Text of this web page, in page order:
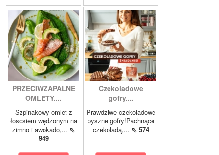
PRZECIWZAPALNE
OMLETY....
Szpinakowy omlet z
łososiem wędzonym na
zimno i awokado,... ⇖
949
Czekoladowe
gofry....
Prawdziwe czekoladowe
pyszne gofry!Pachnące
czekoladą,... ⇖ 574